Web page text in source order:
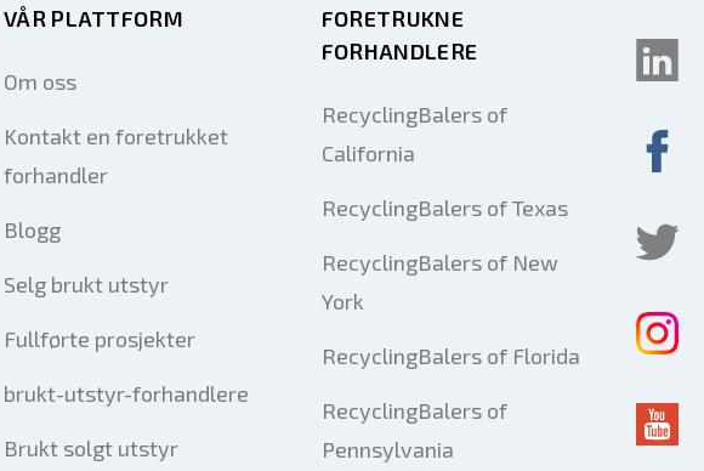
VÅR PLATTFORM
Om oss
Kontakt en foretrukket
forhandler
Blogg
Selg brukt utstyr
Fullførte prosjekter
brukt-utstyr-forhandlere
Brukt solgt utstyr
FORETRUKNE
FORHANDLERE
RecyclingBalers of
California
RecyclingBalers of Texas
RecyclingBalers of New
York
RecyclingBalers of Florida
RecyclingBalers of
Pennsylvania